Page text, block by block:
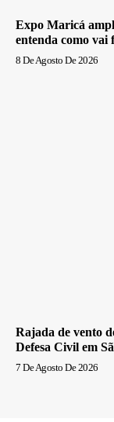
Expo Maricá
entenda como vai
8 De Agosto De 2026
Rajada de vento
Defesa Civil em
7 De Agosto De 2026